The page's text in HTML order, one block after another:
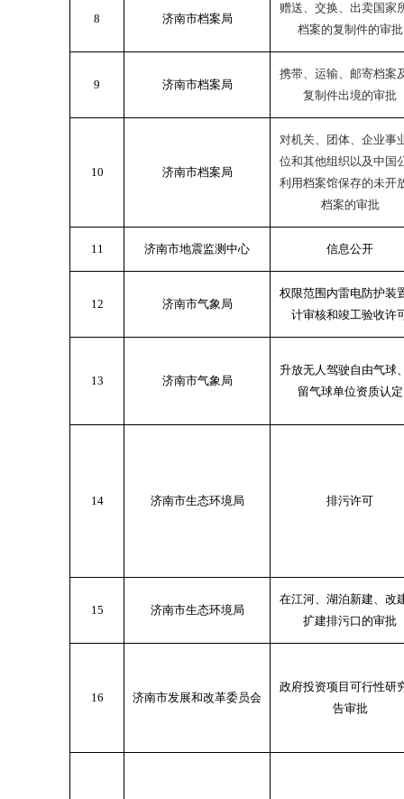
8 济南市档案局
赠送、交换、出卖国家
档案的复制件的审批
9 济南市档案局
携带、运输、邮寄档案
复制件出境的审批
10 济南市档案局
对机关、团体、企业事
位和其他组织以及中国
利用档案馆保存的未开
档案的审批
11 济南市地震监测中心 信息公开
12 济南市气象局
权限范围内雷电防护装
计审核和竣工验收许
13 济南市气象局
升放无人驾驶自由气球
留气球单位资质认定
14 济南市生态环境局 排污许可
15 济南市生态环境局
在江河、湖泊新建、改
扩建排污口的审批
16 济南市发展和改革委员会
政府投资项目可行性研
告审批